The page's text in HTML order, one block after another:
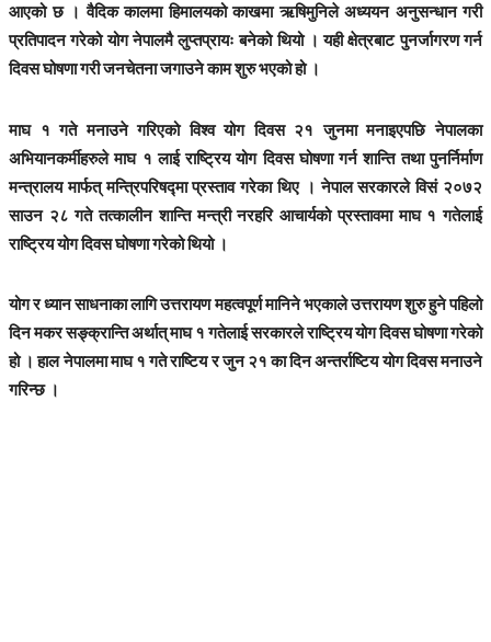
आएको छ । वैदिक कालमा हिमालयको काखमा ऋषिमुनिले अध्ययन अनुसन्धान गरी
प्रतिपादन गरेको योग नेपालमै लुप्तप्रायः बनेको थियो । यही क्षेत्रबाट पुनर्जागरण गर्न
दिवस घोषणा गरी जनचेतना जगाउने काम शुरु भएको हो ।
माघ १ गते मनाउने गरिएको विश्व योग दिवस २१ जुनमा मनाइएपछि नेपालका
अभियानकर्मीहरुले माघ १ लाई राष्ट्रिय योग दिवस घोषणा गर्न शान्ति तथा पुनर्निर्माण
मन्त्रालय मार्फत् मन्त्रिपरिषद्मा प्रस्ताव गरेका थिए । नेपाल सरकारले विसं २०७२
साउन २८ गते तत्कालीन शान्ति मन्त्री नरहरि आचार्यको प्रस्तावमा माघ १ गतेलाई
राष्ट्रिय योग दिवस घोषणा गरेको थियो ।
योग र ध्यान साधनाका लागि उत्तरायण महत्वपूर्ण मानिने भएकाले उत्तरायण शुरु हुने पहिलो
दिन मकर सङ्क्रान्ति अर्थात् माघ १ गतेलाई सरकारले राष्ट्रिय योग दिवस घोषणा गरेको
हो । हाल नेपालमा माघ १ गते राष्टिय र जुन २१ का दिन अन्तर्राष्टिय योग दिवस मनाउने
गरिन्छ ।